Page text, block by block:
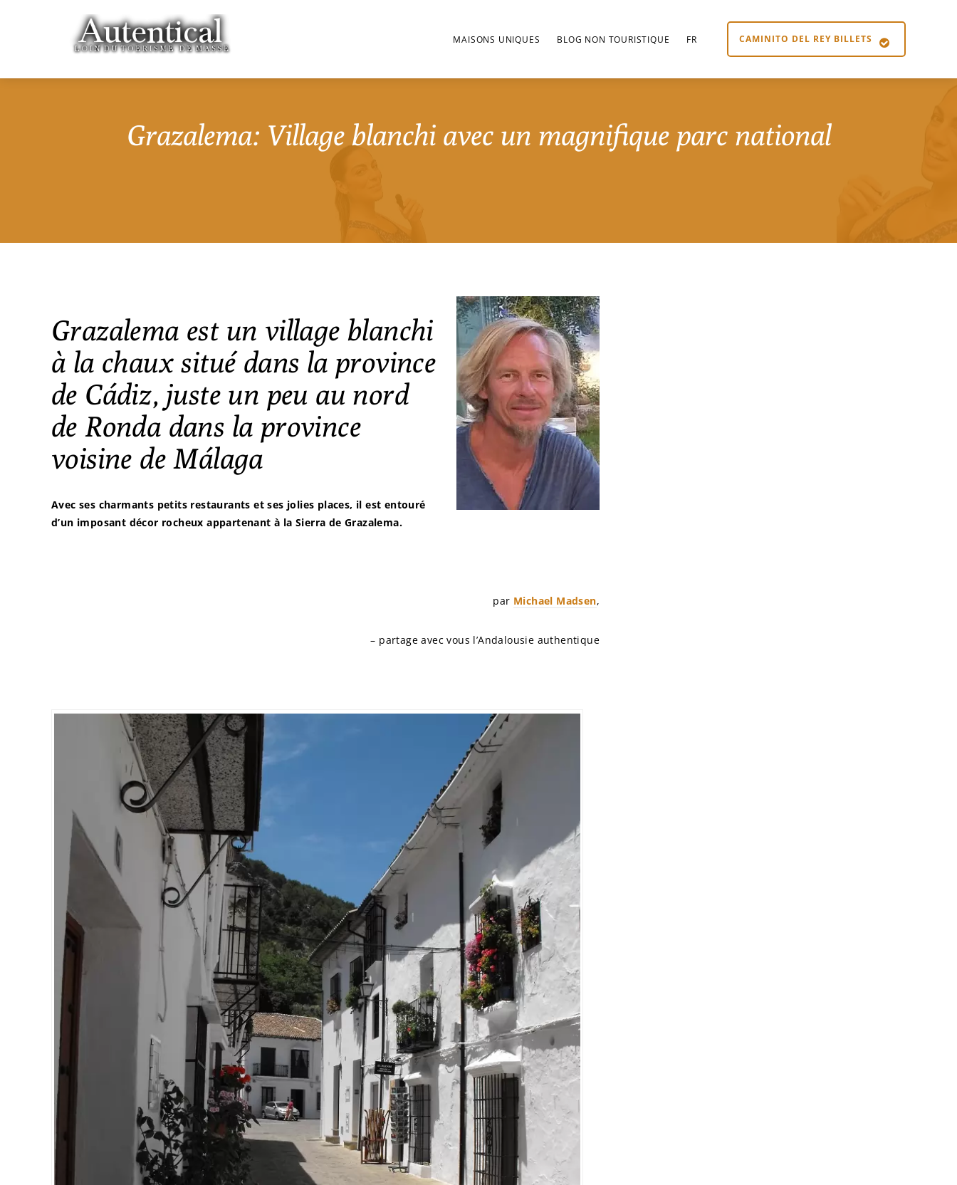
CAMINITO DEL REY BILLETS
MAISONS UNIQUES BLOG NON TOURISTIQUE FR
Grazalema: Village blanchi avec un magnifique parc national
Grazalema est un village blanchi
à la chaux situé dans la province
de Cádiz, juste un peu au nord
de Ronda dans la province
voisine de Málaga
Avec ses charmants petits restaurants et ses jolies places, il est entouré
d’un imposant décor rocheux appartenant à la Sierra de Grazalema.
par Michael Madsen,
– partage avec vous l’Andalousie authentique